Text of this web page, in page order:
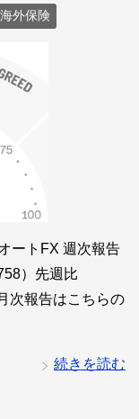
海外保険
ートFX 週次報告
）先週比
次報告はこちらの
続きを読む